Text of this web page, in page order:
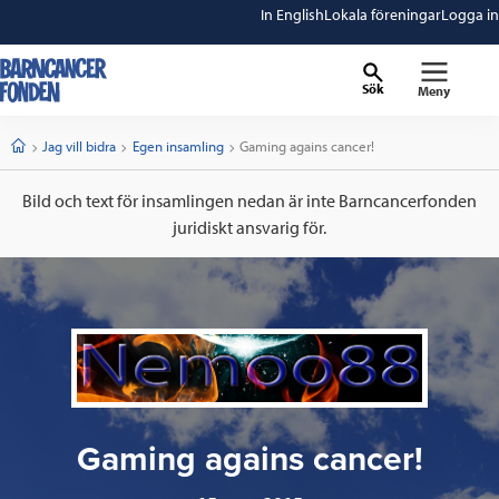
In EnglishLokala föreningarLogga in
Sök Meny
StartJag vill bidra Egen insamling Current:
Gaming agains cancer!
Bild och text för insamlingen nedan är inte Barncancerfonden
juridiskt ansvarig för.
Gaming agains cancer!